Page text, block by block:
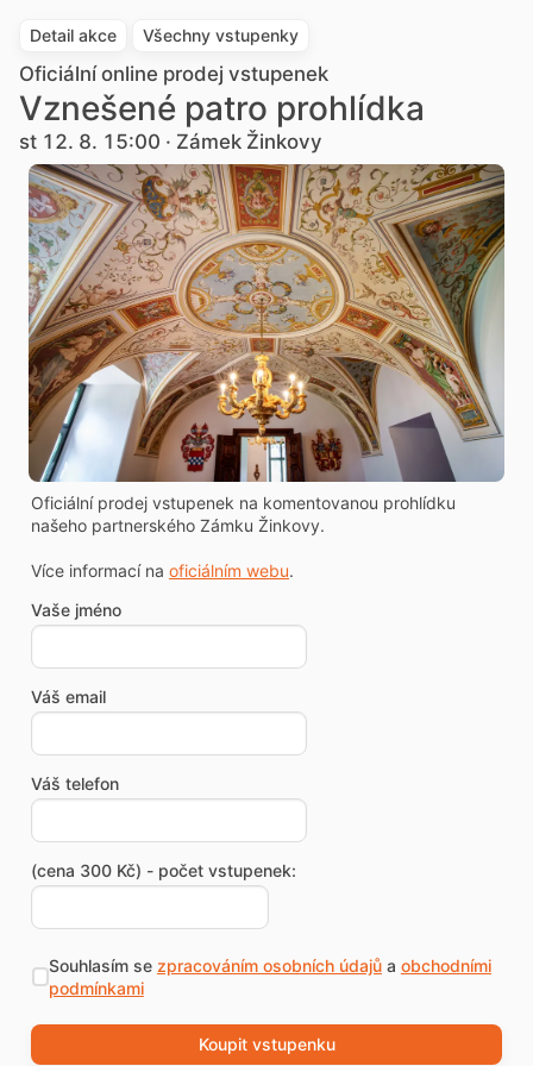
Detail akce Všechny vstupenky
Oficiální online prodej vstupenek
Vznešené patro prohlídka
st 12. 8. 15:00 · Zámek Žinkovy
Oficiální prodej vstupenek na komentovanou prohlídku
našeho partnerského Zámku Žinkovy.
Více informací na oficiálním webu.
Vaše jméno
Váš email
Váš telefon
(cena 300 Kč) - počet vstupenek:
Souhlasím se zpracováním osobních údajůa obchodními
podmínkami
Koupit vstupenku